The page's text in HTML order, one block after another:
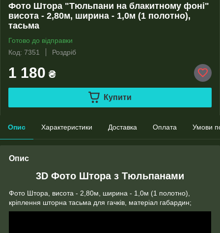
Фото Штора "Тюльпани на блакитному фоні"
висота - 2,80м, ширина - 1,0м (1 полотно),
тасьма
Готово до відправки
Код: 7351
Роздріб
1 180 ₴
Купити
Опис Характеристики Доставка Оплата Умови
Опис
3D Фото Штора з Тюльпанами
Фото Штора, висота - 2,80м, ширина - 1,0м (1 полотно),
кріплення шторна тасьма для гачків, матеріал габардин;